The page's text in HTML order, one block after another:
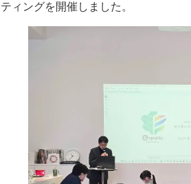
ティングを開催しました。